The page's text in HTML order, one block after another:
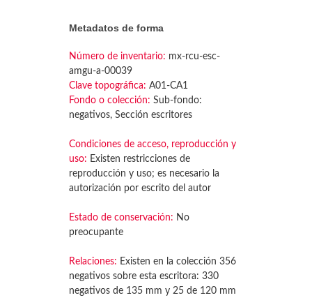
Metadatos de forma
Número de inventario: mx-rcu-esc-
amgu-a-00039
Clave topográfica: A01-CA1
Fondo o colección: Sub-fondo:
negativos, Sección escritores
Condiciones de acceso, reproducción y
uso: Existen restricciones de
reproducción y uso; es necesario la
autorización por escrito del autor
Estado de conservación: No
preocupante
Relaciones: Existen en la colección 356
negativos sobre esta escritora: 330
negativos de 135 mm y 25 de 120 mm